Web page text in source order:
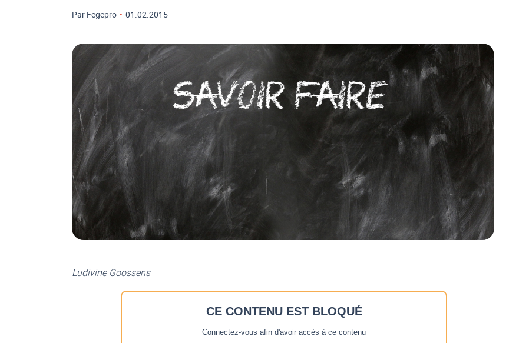
Par Fegepro • 01.02.2015
Ludivine Goossens
CE CONTENU EST BLOQUÉ
Connectez-vous afin d'avoir accès à ce contenu